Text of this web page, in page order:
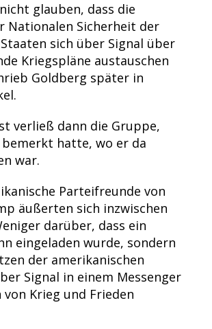
glauben, dass die
Nationalen Sicherheit der
sich über Signal über
Kriegspläne austauschen
Goldberg später in
verließ dann die Gruppe,
bemerkt hatte, wo er da
war.
Parteifreunde von
äußerten sich inzwischen
darüber, dass ein
eingeladen wurde, sondern
der amerikanischen
Signal in einem Messenger
von Krieg und Frieden